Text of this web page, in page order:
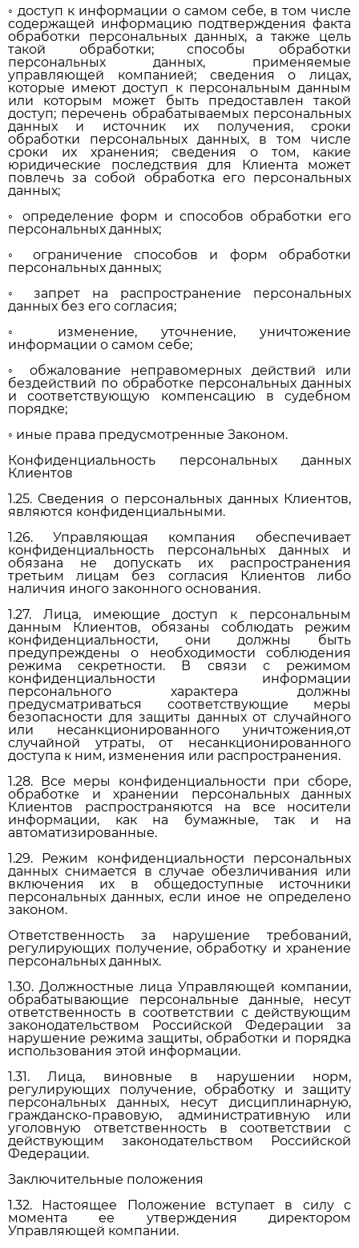
◦ доступ к информации о самом себе, в том числе
содержащей информацию подтверждения факта
обработки персональных данных, а также цель
такой обработки; способы обработки
персональных данных, применяемые
управляющей компанией; сведения о лицах,
которые имеют доступ к персональным данным
или которым может быть предоставлен такой
доступ; перечень обрабатываемых персональных
данных и источник их получения, сроки
обработки персональных данных, в том числе
сроки их хранения; сведения о том, какие
юридические последствия для Клиента может
повлечь за собой обработка его персональных
данных;
◦ определение форм и способов обработки его
персональных данных;
◦ ограничение способов и форм обработки
персональных данных;
◦ запрет на распространение персональных
данных без его согласия;
◦ изменение, уточнение, уничтожение
информации о самом себе;
◦ обжалование неправомерных действий или
бездействий по обработке персональных данных
и соответствующую компенсацию в судебном
порядке;
◦ иные права предусмотренные Законом.
Конфиденциальность персональных данных
Клиентов
1.25. Сведения о персональных данных Клиентов,
являются конфиденциальными.
1.26. Управляющая компания обеспечивает
конфиденциальность персональных данных и
обязана не допускать их распространения
третьим лицам без согласия Клиентов либо
наличия иного законного основания.
1.27. Лица, имеющие доступ к персональным
данным Клиентов, обязаны соблюдать режим
конфиденциальности, они должны быть
предупреждены о необходимости соблюдения
режима секретности. В связи с режимом
конфиденциальности информации
персонального характера должны
предусматриваться соответствующие меры
безопасности для защиты данных от случайного
или несанкционированного уничтожения,от
случайной утраты, от несанкционированного
доступа к ним, изменения или распространения.
1.28. Все меры конфиденциальности при сборе,
обработке и хранении персональных данных
Клиентов распространяются на все носители
информации, как на бумажные, так и на
автоматизированные.
1.29. Режим конфиденциальности персональных
данных снимается в случае обезличивания или
включения их в общедоступные источники
персональных данных, если иное не определено
законом.
Ответственность за нарушение требований,
регулирующих получение, обработку и хранение
персональных данных.
1.30. Должностные лица Управляющей компании,
обрабатывающие персональные данные, несут
ответственность в соответствии с действующим
законодательством Российской Федерации за
нарушение режима защиты, обработки и порядка
использования этой информации.
1.31. Лица, виновные в нарушении норм,
регулирующих получение, обработку и защиту
персональных данных, несут дисциплинарную,
гражданско-правовую, административную или
уголовную ответственность в соответствии с
действующим законодательством Российской
Федерации.
Заключительные положения
1.32. Настоящее Положение вступает в силу с
момента ее утверждения директором
Управляющей компании.